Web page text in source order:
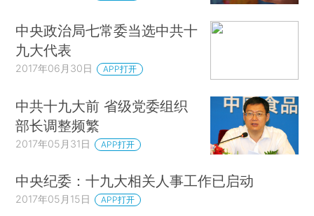
中央政治局七常委当选中共十
九大代表
2017年06月30日 APP打开
中共十九大前 省级党委组织
部长调整频繁
2017年05月31日 APP打开
中央纪委：十九大相关人事工作已启动
2017年05月15日 APP打开